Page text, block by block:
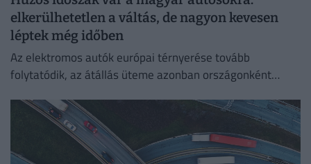
elkerülhetetlen a váltás, de nagyon kevesen
léptek még időben
Az elektromos autók európai térnyerése tovább
folytatódik, az átállás üteme azonban országonként